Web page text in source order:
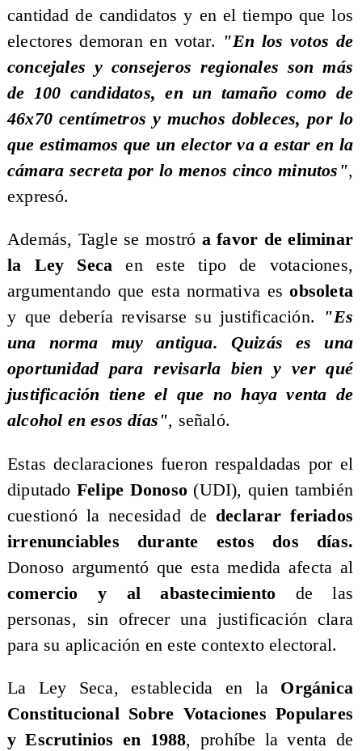
cantidad de candidatos y en el tiempo que los
electores demoran en votar. "En los votos de
concejales y consejeros regionales son más
de 100 candidatos, en un tamaño como de
46x70 centímetros y muchos dobleces, por lo
que estimamos que un elector va a estar en la
cámara secreta por lo menos cinco minutos",
expresó.
​Además, Tagle se mostró a favor de eliminar
la Ley Seca en este tipo de votaciones,
argumentando que esta normativa esobsoleta
y que debería revisarse su justificación.
"Es
una norma muy antigua. Quizás es una
oportunidad para revisarla bien y ver qué
justificación tiene el que no haya venta de
alcohol en esos días", señaló.
​Estas declaraciones fueron respaldadas por el
diputadoFelipe Donoso(UDI), quien también
cuestionó la necesidad de declarar feriados
irrenunciables durante estos dos días.
Donoso argumentó que esta medida afecta al
comercio y al abastecimiento de las
personas, sin ofrecer una justificación clara
para su aplicación en este contexto electoral.
​La Ley Seca, establecida en la Orgánica
Constitucional Sobre Votaciones Populares
y Escrutinios en 1988, prohíbe la venta de